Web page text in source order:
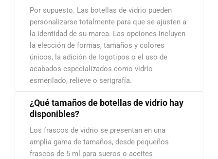
Por supuesto. Las botellas de vidrio pueden
personalizarse totalmente para que se ajusten a
la identidad de su marca. Las opciones incluyen
la elección de formas, tamaños y colores
únicos, la adición de logotipos o el uso de
acabados especializados como vidrio
esmerilado, relieve o serigrafía.
¿Qué tamaños de botellas de vidrio hay
disponibles?
Los frascos de vidrio se presentan en una
amplia gama de tamaños, desde pequeños
frascos de 5 ml para sueros o aceites